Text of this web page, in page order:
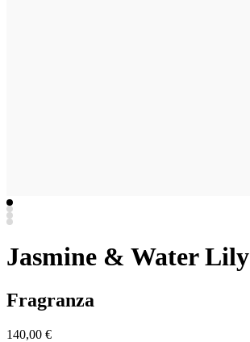
Jasmine & Water Lily
Fragranza
140,00 €